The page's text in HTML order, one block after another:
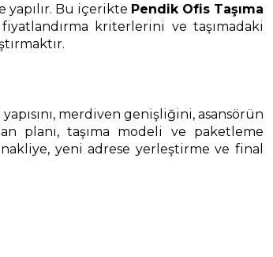
Bu içerikte Pendik Ofis Taşıma
kriterlerini ve taşımadaki
merdiven genişliğini, asansörün
planı, taşıma modeli ve paketleme
yeni adrese yerleştirme ve final